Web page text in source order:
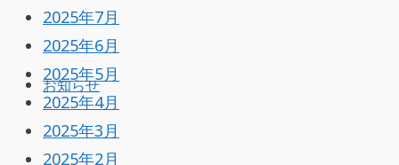
お知らせ
2025年7月
2025年6月
2025年5月
2025年4月
2025年3月
2025年2月